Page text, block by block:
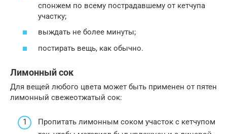
спонжем по всему пострадавшему от кетчупа
участку;
выждать не более минуты;
постирать вещь, как обычно.
Лимонный сок
Для вещей любого цвета может быть применен от пятен
лимонный свежеотжатый сок:
Пропитать лимонным соком участок с кетчупом